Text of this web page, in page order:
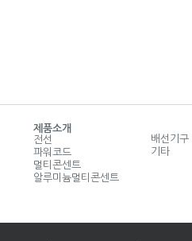
제품소개
전선
파워코드
멀티콘센트
알루미늄멀티콘센트
배선기구
기타